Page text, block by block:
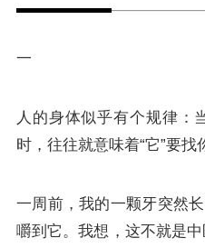
一
人的身体似乎有个规律：
时，往往就意味着“它”要找
一周前，我的一颗牙突然
嚼到它。我想，这不就是